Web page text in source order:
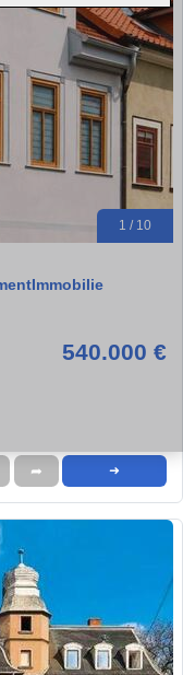
1 / 10
540.000 €
➦ ➜